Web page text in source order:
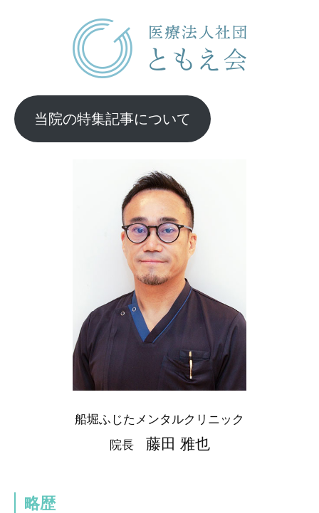
当院の特集記事について
船堀ふじたメンタルクリニック
院長 藤田 雅也
略歴